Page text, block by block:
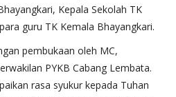
Kepala Sekolah TK
guru TK Kemala Bhayangkari.
pembukaan oleh MC,
PYKB Cabang Lembata.
rasa syukur kepada Tuhan